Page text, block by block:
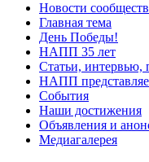
Новости
Главная тема
День Победы!
НАПП 35 лет
Статьи,
НАПП
События
Наши достижения
Объявления и
Медиагалерея